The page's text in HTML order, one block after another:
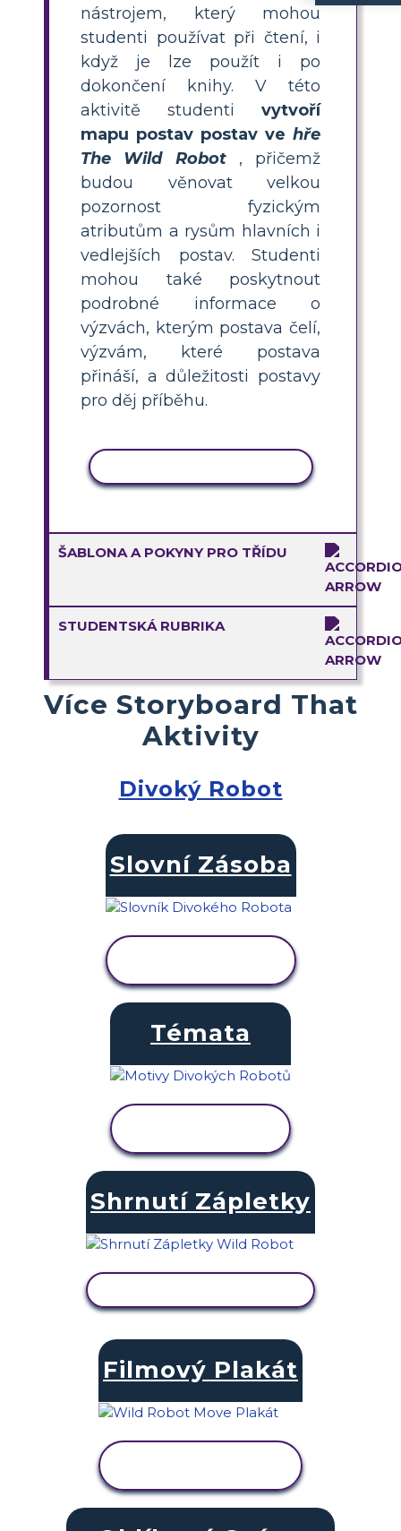
nástrojem, který mohou
studenti používat při čtení, i
když je lze použít i po
dokončení knihy. V této
aktivitě studenti vytvoří
mapu postav postav ve hře
The Wild Robot, přičemž
budou věnovat velkou
pozornost fyzickým
atributům a rysům hlavních i
vedlejších postav. Studenti
mohou také poskytnout
podrobné informace o
výzvách, kterým postava čelí,
výzvám, které postava
přináší, a důležitosti postavy
pro děj příběhu.
ŠABLONA A POKYNY PRO TŘÍDU
STUDENTSKÁ RUBRIKA
Více Storyboard That
Aktivity
Divoký Robot
Slovní Zásoba
Témata
Shrnutí Zápletky
Filmový Plakát